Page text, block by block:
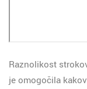
Raznolikost
je omogočila